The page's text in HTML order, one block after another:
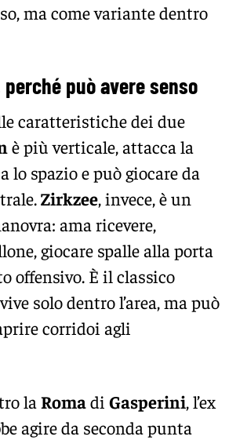
ma come variante dentro
può avere senso
caratteristiche dei due
è più verticale, attacca la
lo spazio e può giocare da
Zirkzee, invece, è un
ama ricevere,
giocare spalle alla porta
offensivo. È il classico
solo dentro l’area, ma può
corridoi agli
la Romadi Gasperini, l’ex
agire da seconda punta